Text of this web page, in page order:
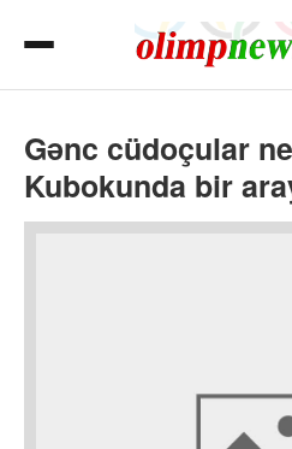
Gənc cüdoçular
Kubokunda bir